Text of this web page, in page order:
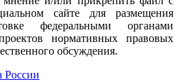
сайте для размещения
федеральными органами
нормативных правовых
обсуждения.
России